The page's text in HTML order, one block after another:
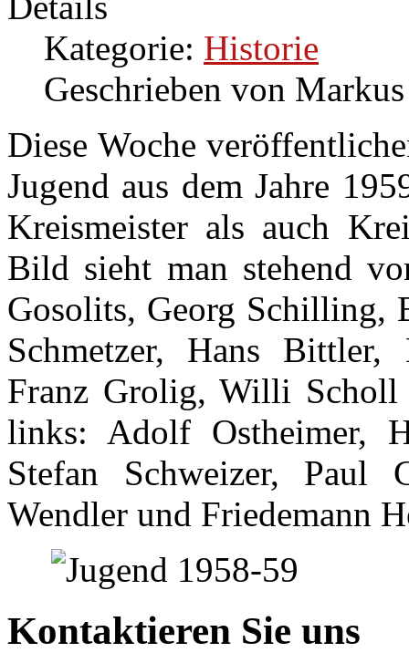
Kategorie: Historie
Geschrieben von
Diese Woche
Jugend aus dem Jahre
Kreismeister als auch
Bild sieht man stehend
Gosolits, Georg Schilling,
Schmetzer, Hans
Franz Grolig, Willi
links: Adolf Ostheimer,
Stefan Schweizer, Paul
Wendler und Friedemann
Kontaktieren Sie uns